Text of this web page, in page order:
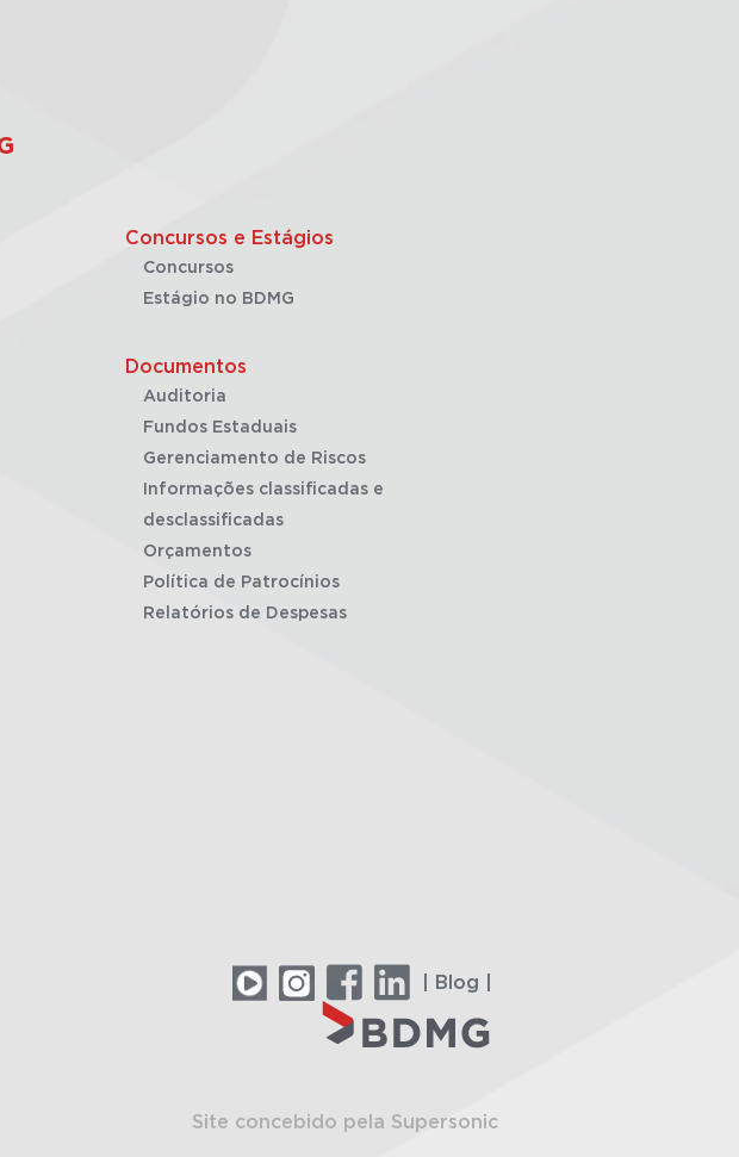
Concursos e Estágios
Concursos
Estágio no BDMG
Documentos
Auditoria
Fundos Estaduais
Gerenciamento de Riscos
Informações classificadas e
desclassificadas
Orçamentos
Política de Patrocínios
Relatórios de Despesas
| Blog |
Site concebido pela Supersonic